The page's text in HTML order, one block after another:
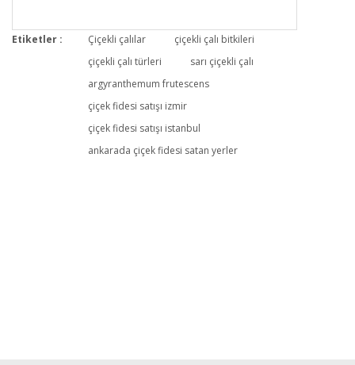
Etiketler : Çiçekli çalılar
çiçekli çalı bitkileri
çiçekli çalı türleri
sarı çiçekli çalı
argyranthemum frutescens
çiçek fidesi satışı izmir
çiçek fidesi satışı istanbul
ankarada çiçek fidesi satan yerler